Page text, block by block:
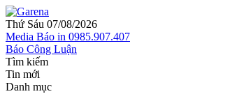
Thứ Sáu 07/08/2026
Media Báo in 0985.907.407
Báo Công Luận
Tìm kiếm
Tin mới
Danh mục